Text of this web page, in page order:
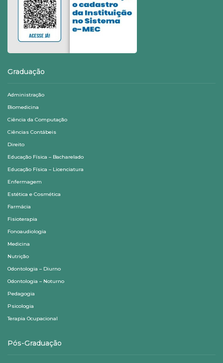
Graduação
Administração
Biomedicina
Ciência da Computação
Ciências Contábeis
Direito
Educação Física – Bacharelado
Educação Física – Licenciatura
Enfermagem
Estética e Cosmética
Farmácia
Fisioterapia
Fonoaudiologia
Medicina
Nutrição
Odontologia – Diurno
Odontologia – Noturno
Pedagogia
Psicologia
Terapia Ocupacional
Pós-Graduação